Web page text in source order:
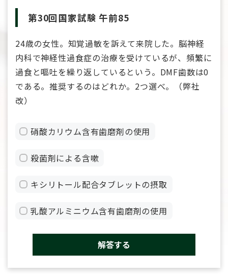
第30回国家試験 午前85
24歳の女性。知覚過敏を訴えて来院した。脳神経
内科で神経性過食症の治療を受けているが、頻繁に
過食と嘔吐を繰り返しているという。DMF歯数は0
である。推奨するのはどれか。2つ選べ。（弊社
改）
硝酸カリウム含有歯磨剤の使用
殺菌剤による含嗽
キシリトール配合タブレットの摂取
乳酸アルミニウム含有歯磨剤の使用
解答する